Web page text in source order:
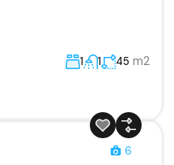
1 1 45 m2
6